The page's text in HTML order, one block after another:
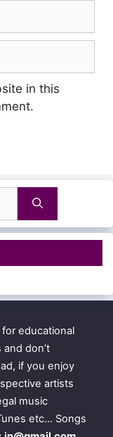
in this
educational
don’t
if you enjoy
artists
music
etc… Songs